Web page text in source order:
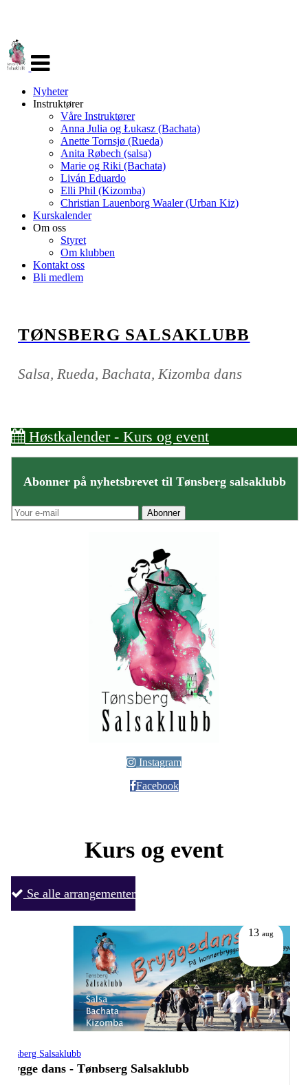
navigasjon
Nyheter
Instruktører
Våre Instruktører
Anna Julia og Łukasz (Bachata)
Anette Tornsjø (Rueda)
Anita Røbech (salsa)
Marie og Riki (Bachata)
Liván Eduardo
Elli Phil (Kizomba)
Christian Lauenborg Waaler (Urban Kiz)
Kurskalender
Om oss
Styret
Om klubben
Kontakt oss
Bli medlem
TØNSBERG SALSAKLUBB
Salsa, Rueda, Bachata, Kizomba dans
Høstkalender - Kurs og event
Abonner på nyhetsbrevet til Tønsberg salsaklubb
Abonner
Instagram
Facebook
Kurs og event
Se alle arrangementer
Tønsberg Salsaklubb
Brygge dans - Tønbserg Salsaklubb
13 aug